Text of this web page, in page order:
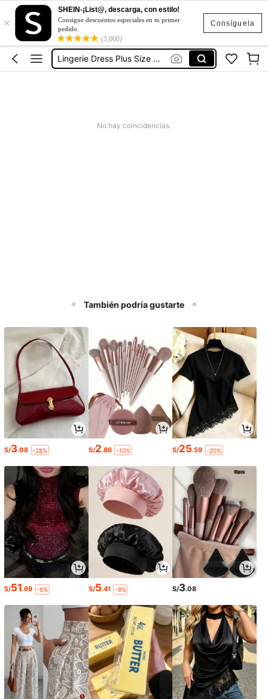
Consíguela
×
SHEIN-¡List@, descarga, con estilo!
Consigue descuentos especiales en tu primer
pedido
(5,000)
大碼性感
プラスサイズ セクシー
Lingerie Dress Plus Size With Support
プラスサイズ セクシー
No hay coincidencias.
También podría gustarte
S/3.08 -28% S/2.86 -10% S/25.59 -20%
S/51.69 -6% S/5.41 -8% S/3.08